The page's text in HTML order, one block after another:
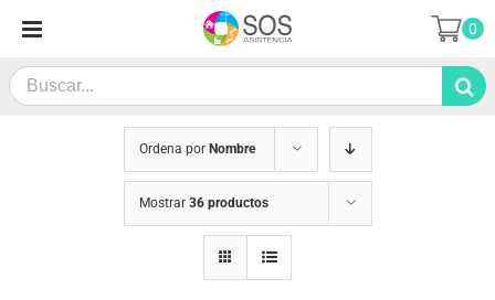
contenido
Search
for:
0
Ordena por Nombre
Mostrar 36 productos